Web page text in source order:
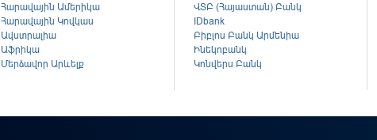
Հարավային Ամերիկա
Հարավային Կովկաս
Ավստրալիա
Աֆրիկա
Մերձավոր Արևելք
ՎՏԲ (Հայաստան) Բանկ
IDbank
Բիբլոս Բանկ Արմենիա
Ինեկոբանկ
Կոնվերս Բանկ